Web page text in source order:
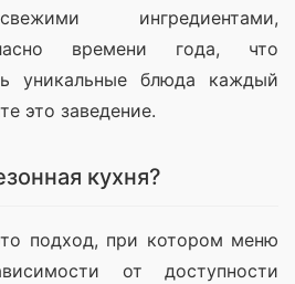
ингредиентами,
времени года, что
уникальные блюда каждый
это заведение.
кухня?
подход, при котором меню
от доступности